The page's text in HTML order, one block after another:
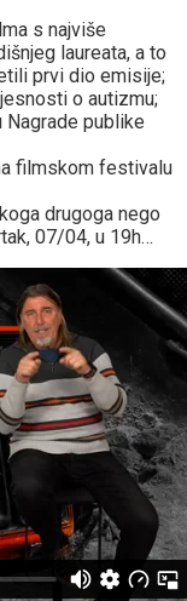
s najviše
laureata, a to
prvi dio emisije;
o autizmu;
publike
filmskom festivalu
drugoga nego
07/04, u 19h…